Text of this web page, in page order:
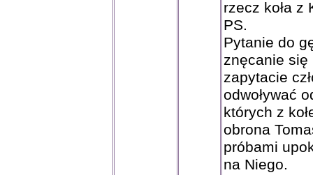
rzecz koła z
PS.
Pytanie do
znęcanie się
zapytacie
odwoływać
których z
obrona
próbami
na Niego.